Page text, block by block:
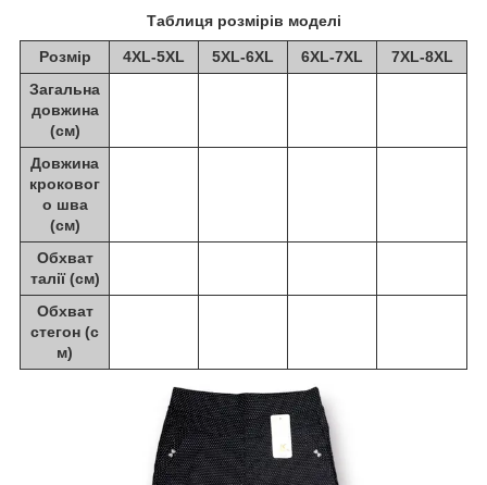
Таблиця розмірів моделі
Розмір 4XL-5XL 5XL-6XL 6XL-7XL
7XL-8XL
Загальна
довжина
(см)
Довжина
кроковог
о шва
(см)
Обхват
талії (см)
Обхват
стегон (с
м)